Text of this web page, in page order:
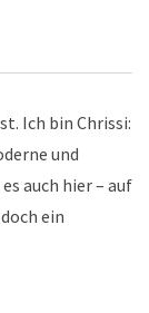
Ich bin Chrissi:
und
auch hier – auf
ein